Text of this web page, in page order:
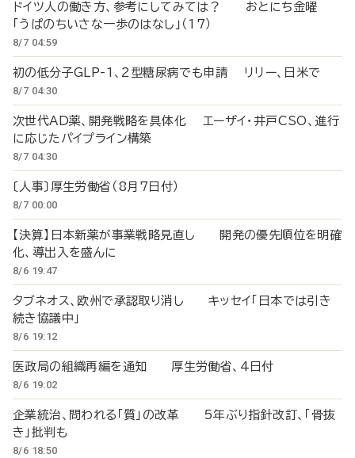
ドイツ人の働き方、参考にしてみては？ おとにち金曜
「うぱのちいさな一歩のはなし」（17）
8/7 04:59
初の低分子GLP-1、2型糖尿病でも申請 リリー、日米で
8/7 04:30
次世代AD薬、開発戦略を具体化 エーザイ・井戸CSO、進行
に応じたパイプライン構築
8/7 04:30
〔人事〕厚生労働省（8月7日付）
8/7 00:00
【決算】日本新薬が事業戦略見直し 開発の優先順位を明確
化、導出入を盛んに
8/6 19:47
タブネオス、欧州で承認取り消し キッセイ「日本では引き
続き協議中」
8/6 19:12
医政局の組織再編を通知 厚生労働省、4日付
8/6 19:02
企業統治、問われる「質」の改革 5年ぶり指針改訂、「骨抜
き」批判も
8/6 18:50